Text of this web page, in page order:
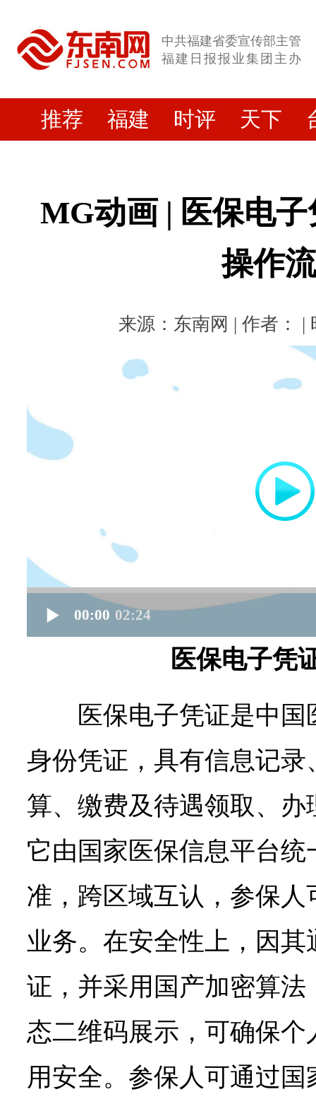
中共福建省委宣传部主管
福建日报报业集团主办
推荐 福建 时评 天下
MG动画 | 医保电
操作
来源：东南网 | 作者： |
00:00 02:24
医保电子凭
医保电子凭证是中
身份凭证，具有信息记
算、缴费及待遇领取、
它由国家医保信息平台
准，跨区域互认，参保
业务。在安全性上，因
证，并采用国产加密算
态二维码展示，可确保
用安全。参保人可通过